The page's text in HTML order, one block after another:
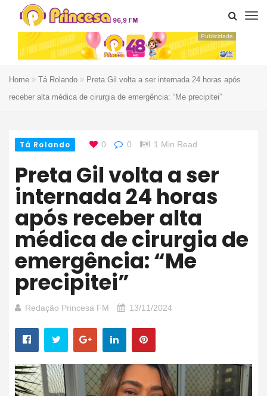
Publicidade
Home Tá Rolando
Preta Gil volta a ser internada 24 horas após
receber alta médica de cirurgia de emergência: “Me precipitei”
Tá Rolando 0 0 1 Min Read
Preta Gil volta a ser
internada 24 horas
após receber alta
médica de cirurgia de
emergência: “Me
precipitei”
Redação Princesa FM 13/11/2024